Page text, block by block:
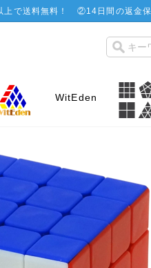
で送料無料！ ②14日間の返金
WitEden